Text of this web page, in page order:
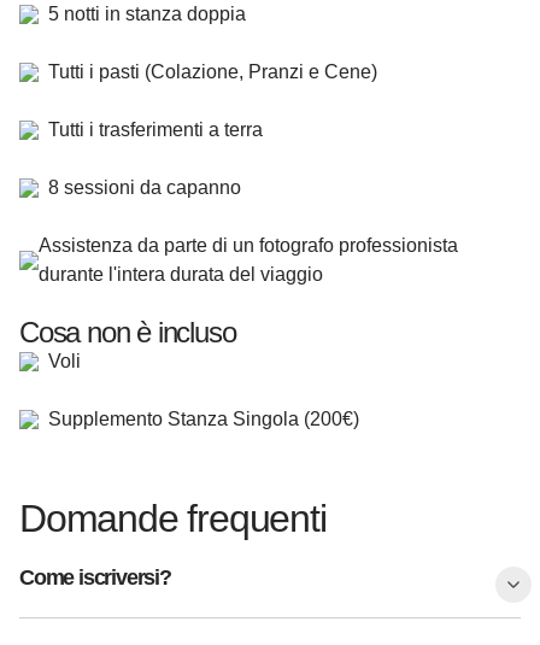
5 notti in stanza doppia
Tutti i pasti (Colazione, Pranzi e Cene)
Tutti i trasferimenti a terra
8 sessioni da capanno
Assistenza da parte di un fotografo professionista
durante l'intera durata del viaggio
Cosa non è incluso
Voli
Supplemento Stanza Singola (200€)
Domande frequenti
Come iscriversi?